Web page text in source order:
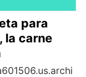
para
la carne